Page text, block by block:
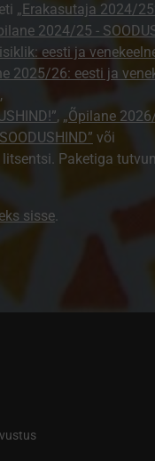
„Erakasutaja 2024/
2024/25 -
eesti ja
2025/26: eesti ja
,
, „Õpilane
või
litsentsi. Paketiga
sisse.